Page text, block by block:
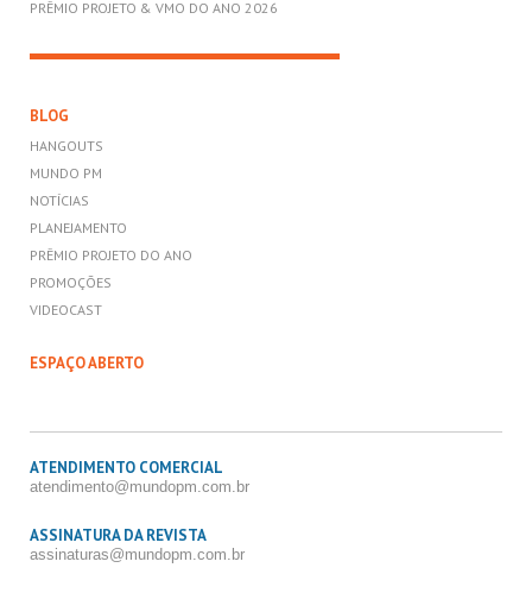
PRÊMIO PROJETO & VMO DO ANO 2026
BLOG
HANGOUTS
MUNDO PM
NOTÍCIAS
PLANEJAMENTO
PRÊMIO PROJETO DO ANO
PROMOÇÕES
VIDEOCAST
ESPAÇO ABERTO
ATENDIMENTO COMERCIAL
atendimento@mundopm.com.br
ASSINATURA DA REVISTA
assinaturas@mundopm.com.br